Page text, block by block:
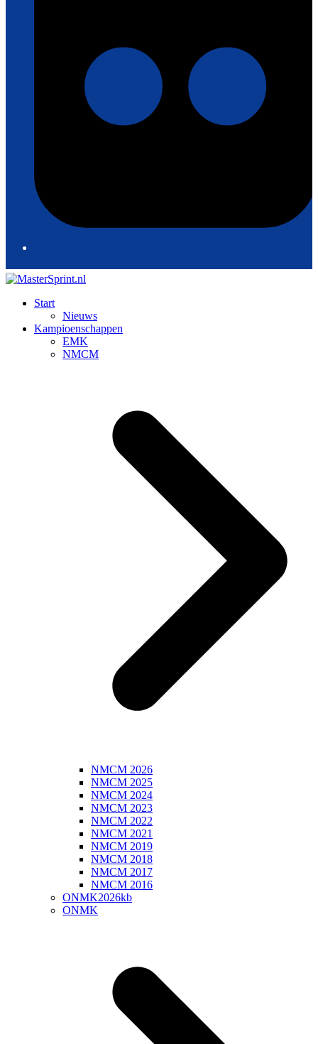
Start
Nieuws
Kampioenschappen
EMK
NMCM
NMCM 2026
NMCM 2025
NMCM 2024
NMCM 2023
NMCM 2022
NMCM 2021
NMCM 2019
NMCM 2018
NMCM 2017
NMCM 2016
ONMK2026kb
ONMK